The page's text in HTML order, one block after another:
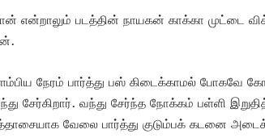
என்றாலும் படத்தின் நாயகன் காக்கா முட்டை
நேரம் பார்த்து பஸ் கிடைக்காமல் போகவே
சேர்கிறார். வந்து சேர்ந்த நோக்கம் பள்ளி
வேலை பார்த்து குடும்பக் கடனை